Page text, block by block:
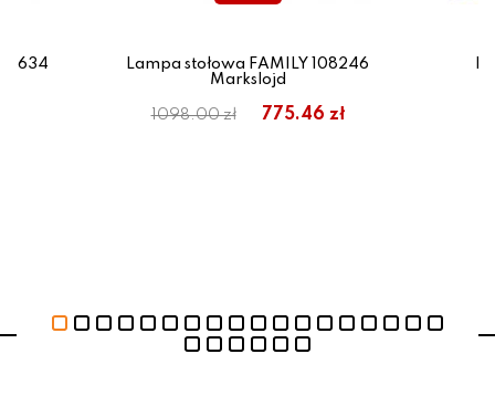
8634
Lampa stołowa FAMILY 108246
Markslojd
1098.00 zł 775.46 zł